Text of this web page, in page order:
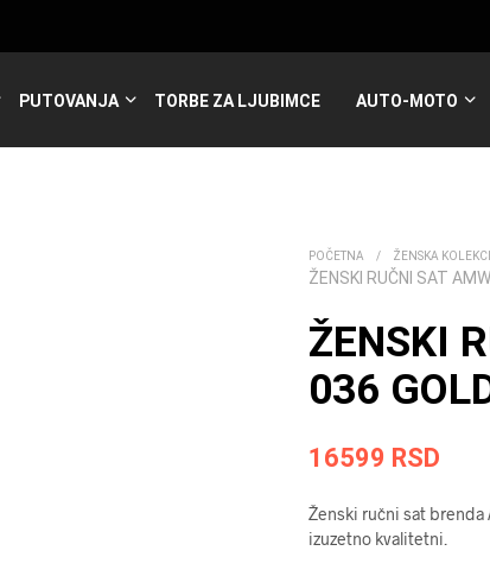
PUTOVANJA TORBE ZA LJUBIMCE AUTO-MOTO
POČETNA / ŽENSKA
ŽENSKI RUČNI SAT
ŽENSKI
036
16599 RSD
Ženski ručni sat brenda
izuzetno kvalitetni.